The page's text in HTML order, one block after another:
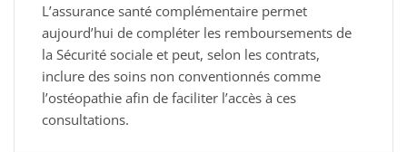
L’assurance santé complémentaire permet
aujourd’hui de compléter les remboursements de
la Sécurité sociale et peut, selon les contrats,
inclure des soins non conventionnés comme
l’ostéopathie afin de faciliter l’accès à ces
consultations.